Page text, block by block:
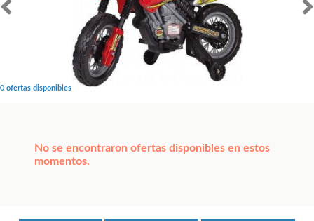
0 ofertas disponibles
No se encontraron ofertas disponibles en estos
momentos.